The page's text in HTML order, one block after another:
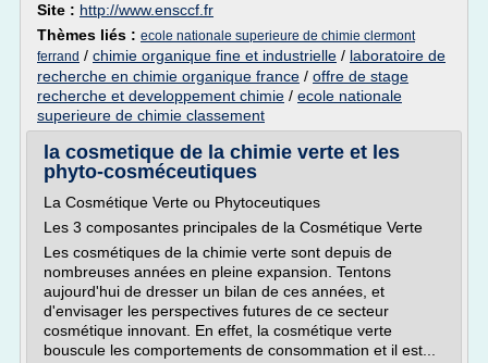
Site : http://www.ensccf.fr
Thèmes liés : ecole nationale superieure de chimie clermont
ferrand / chimie organique fine et industrielle / laboratoire de
recherche en chimie organique france / offre de stage
recherche et developpement chimie / ecole nationale
superieure de chimie classement
la cosmetique de la chimie verte et les
phyto-cosméceutiques
La Cosmétique Verte ou Phytoceutiques
Les 3 composantes principales de la Cosmétique Verte
Les cosmétiques de la chimie verte sont depuis de
nombreuses années en pleine expansion. Tentons
aujourd'hui de dresser un bilan de ces années, et
d'envisager les perspectives futures de ce secteur
cosmétique innovant. En effet, la cosmétique verte
bouscule les comportements de consommation et il est...